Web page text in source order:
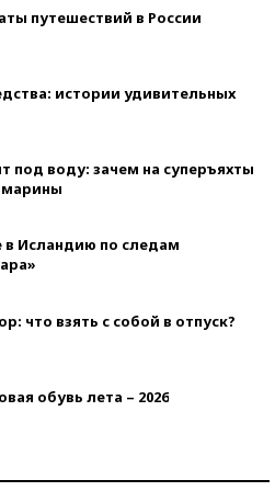
путешествий в России
истории удивительных
под воду: зачем на суперъяхты
в Исландию по следам
что взять с собой в отпуск?
обувь лета – 2026